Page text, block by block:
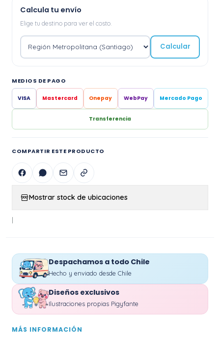
Calcula tu envío
Elige tu destino para ver el costo.
Calcular
MEDIOS DE PAGO
VISA Mastercard Onepay WebPay Mercado Pago
Transferencia
COMPARTIR ESTE PRODUCTO
Mostrar stock de ubicaciones
|
Despachamos a todo Chile
Hecho y enviado desde Chile
Diseños exclusivos
Ilustraciones propias Pigyfante
MÁS INFORMACIÓN